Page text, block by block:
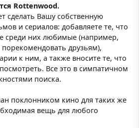
Rottenwood.
сделать Вашу собственную
и сериалов: добавляете те, что
среди них любимые (например,
друзьям),
к ним, а также вносите те, что
Все это в симпатичном
поиска.
поклонником кино для таких же
вещь для любого